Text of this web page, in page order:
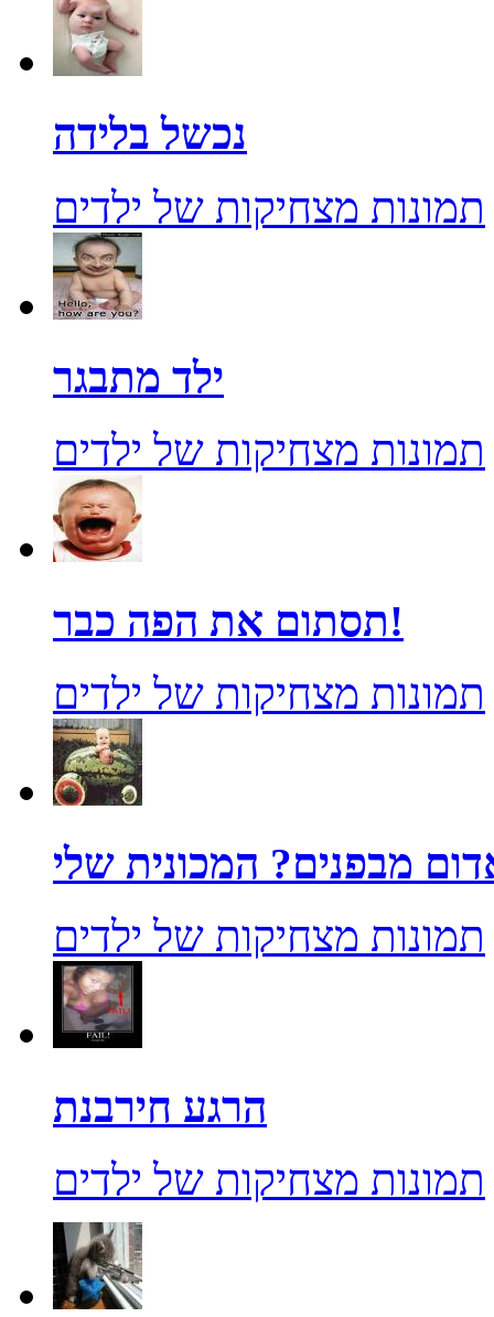
נכשל בלידה
תמונות מצחיקות של ילדים
ילד מתבגר
תמונות מצחיקות של ילדים
תסתום את הפה כבר!
תמונות מצחיקות של ילדים
תמונות מצחיקות של ילדים
הרגע חירבנת
תמונות מצחיקות של ילדים